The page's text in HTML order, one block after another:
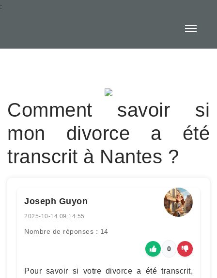
:
Comment savoir si
mon divorce a été
transcrit à Nantes ?
Joseph Guyon
2025-10-14 09:14:55
Nombre de réponses : 14
0
Pour savoir si votre divorce a été transcrit,